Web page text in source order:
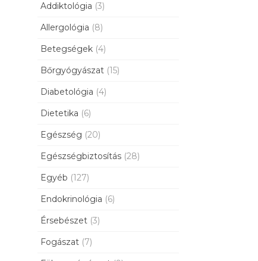
Addiktológia (3)
Allergológia (8)
Betegségek (4)
Bőrgyógyászat (15)
Diabetológia (4)
Dietetika (6)
Egészség (20)
Egészségbiztosítás (28)
Egyéb (127)
Endokrinológia (6)
Érsebészet (3)
Fogászat (7)